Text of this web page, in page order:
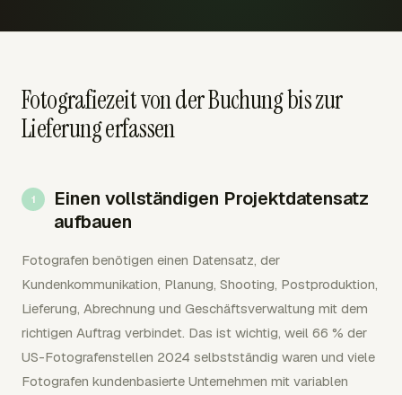
Fotografiezeit von der Buchung bis zur
Lieferung erfassen
Einen vollständigen Projektdatensatz
aufbauen
Fotografen benötigen einen Datensatz, der
Kundenkommunikation, Planung, Shooting, Postproduktion,
Lieferung, Abrechnung und Geschäftsverwaltung mit dem
richtigen Auftrag verbindet. Das ist wichtig, weil 66 % der
US-Fotografenstellen 2024 selbstständig waren und viele
Fotografen kundenbasierte Unternehmen mit variablen